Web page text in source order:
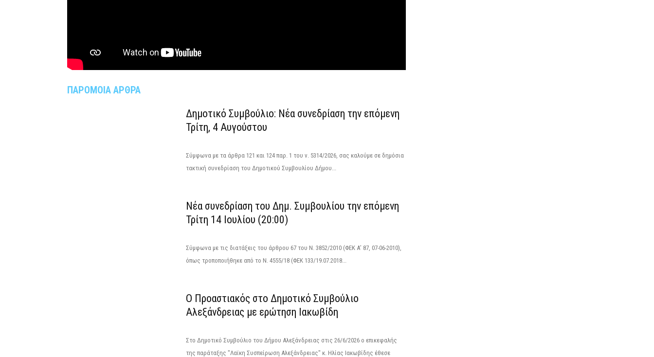
ΠΑΡΟΜΟΙΑ ΑΡΘΡΑ
Δημοτικό Συμβούλιο: Νέα συνεδρίαση την επόμενη
Τρίτη, 4 Αυγούστου
Σύμφωνα με τα άρθρα 121 και 124 παρ. 1 του ν. 5314/2026, σας καλούμε σε δημόσια
τακτική συνεδρίαση του Δημοτικού Συμβουλίου Δήμου...
Νέα συνεδρίαση του Δημ. Συμβουλίου την επόμενη
Τρίτη 14 Ιουλίου (20:00)
Σύμφωνα με τις διατάξεις του άρθρου 67 του Ν. 3852/2010 (ΦΕΚ Α’ 87, 07-06-2010),
όπως τροποποιήθηκε από το N. 4555/18 (ΦΕΚ 133/19.07.2018...
Ο Προαστιακός στο Δημοτικό Συμβούλιο
Αλεξάνδρειας με ερώτηση Ιακωβίδη
Στο Δημοτικό Συμβούλιο του Δήμου Αλεξάνδρειας στις 26/6/2026 ο επικεφαλής
της παράταξης "Λαϊκη Συσπείρωση Αλεξάνδρειας" κ. Ηλίας Ιακωβίδης έθεσε